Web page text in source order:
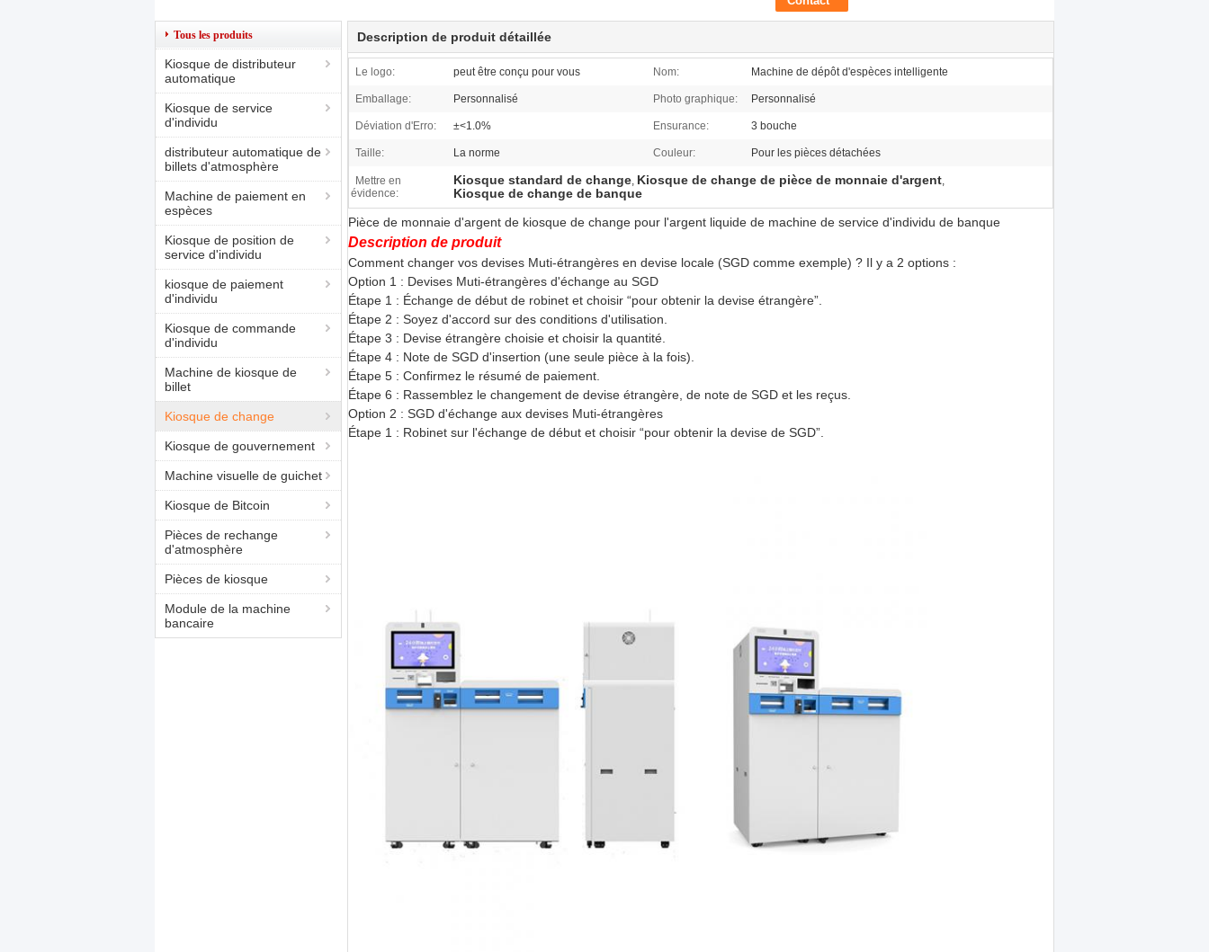
Tous les produits
Kiosque de distributeur
automatique
Kiosque de service
d'individu
distributeur automatique de
billets d'atmosphère
Machine de paiement en
espèces
Kiosque de position de
service d'individu
kiosque de paiement
d'individu
Kiosque de commande
d'individu
Machine de kiosque de
billet
Kiosque de change
Kiosque de gouvernement
Machine visuelle de guichet
Kiosque de Bitcoin
Pièces de rechange
d'atmosphère
Pièces de kiosque
Module de la machine
bancaire
Description de produit détaillée
Le logo: peut être conçu pour vous Nom: Machine de dépôt d'espèces intelligente
Emballage: Personnalisé Photo graphique: Personnalisé
Déviation d'Erro: ±<1.0% Ensurance: 3 bouche
Taille: La norme Couleur: Pour les pièces détachées
Mettre en
évidence:
Kiosque standard de change, Kiosque de change de pièce de monnaie d'argent,
Kiosque de change de banque
Pièce de monnaie d'argent de kiosque de change pour l'argent liquide de machine de service d'individu de banque
Description de produit
Comment changer vos devises Muti-étrangères en devise locale (SGD comme exemple) ? Il y a 2 options :
Option 1 : Devises Muti-étrangères d'échange au SGD
Étape 1 : Échange de début de robinet et choisir “pour obtenir la devise étrangère”.
Étape 2 : Soyez d'accord sur des conditions d'utilisation.
Étape 3 : Devise étrangère choisie et choisir la quantité.
Étape 4 : Note de SGD d'insertion (une seule pièce à la fois).
Étape 5 : Confirmez le résumé de paiement.
Étape 6 : Rassemblez le changement de devise étrangère, de note de SGD et les reçus.
Option 2 : SGD d'échange aux devises Muti-étrangères
Étape 1 : Robinet sur l'échange de début et choisir “pour obtenir la devise de SGD”.